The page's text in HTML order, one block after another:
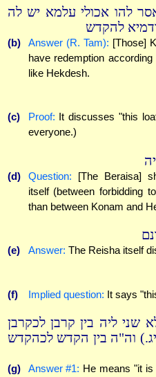
להו אכולי עלמא יש לה
להקדש
(b) Answer (R. Tam): [Those]
have redemption
like Hekdesh.
(c) Proof: It discusses "this
everyone.)
(d) Question: [The Beraisa]
itself (between forbidding
than between Konam and
(e) Answer: The Reisha itself
(f) Implied question: It says
ליה בין קרבן לכקרבן
וה"ה בין הקדש לכהקדש
(g) Answer #1: He means "it is